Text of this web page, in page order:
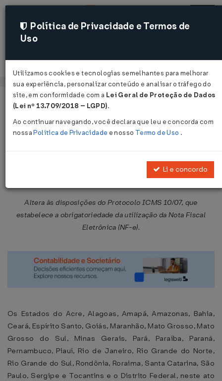
Acessar
Página Inicial Legislações
Protocolo ICMS nº 88 de
Altera às disposições do Protocolo ICMS 10/07, que
estabelece a obrigatoriedade da utilização da Nota Fiscal
Eletrônica (NF-e).
Os Estados do Acre, Alagoas, Amapá, Amazonas, Bahia,
Ceará, Espírito Santo, Goiás, Maranhão, Mato Grosso, Mato
Grosso do Sul, Minas Gerais, Pará, Paraíba, Paraná,
Pernambuco, Piauí, Rio de Janeiro, Rio Grande do Norte,
Rio Grande do Sul, Rondônia, Roraima, Santa Catarina, São
Paulo, Sergipe e Tocantins e o Distrito Federal, neste ato
Política de Privacidade e Termos de
Uso
Utilizamos cookies e tecnologias semelhantes para melhorar
sua experiência, personalizar conteúdo e analisar o tráfego do
site, em conformidade com a Lei Geral de Proteção de Dados
(Lei nº 13.709/2018 – LGPD).
Ao continuar navegando, você declara que leu e concorda com
nossaPolítica de Privacidade e nosso Termo de Uso .
Li e concordo